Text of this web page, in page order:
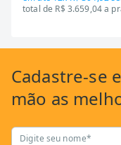
total de R$ 3.659,04 a
Cadastre-se
mão as
Digite seu nome*